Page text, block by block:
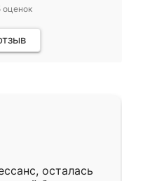
оценок
осталась